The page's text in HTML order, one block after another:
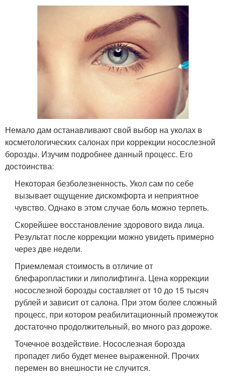
Немало дам останавливают свой выбор на уколах в
косметологических салонах при коррекции носослезной
борозды. Изучим подробнее данный процесс. Его
достоинства:
Некоторая безболезненность. Укол сам по себе
вызывает ощущение дискомфорта и неприятное
чувство. Однако в этом случае боль можно терпеть.
Скорейшее восстановление здорового вида лица.
Результат после коррекции можно увидеть примерно
через две недели.
Приемлемая стоимость в отличие от
блефаропластики и липолифтинга. Цена коррекции
носослезной борозды составляет от 10 до 15 тысяч
рублей и зависит от салона. При этом более сложный
процесс, при котором реабилитационный промежуток
достаточно продолжительный, во много раз дороже.
Точечное воздействие. Носослезная борозда
пропадет либо будет менее выраженной. Прочих
перемен во внешности не случится.